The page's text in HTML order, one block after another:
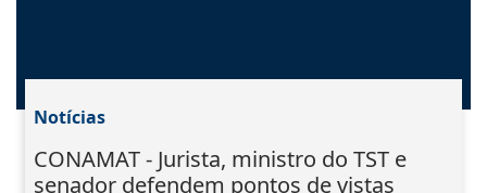
Notícias
CONAMAT - Jurista, ministro do TST e
senador defendem pontos de vistas